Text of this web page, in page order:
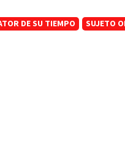
DE SU TIEMPO SUJETO